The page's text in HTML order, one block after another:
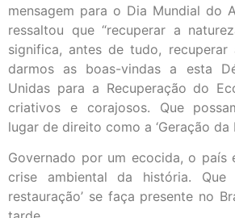
mensagem para o Dia Mundial do
ressaltou que “recuperar a
significa, antes de tudo, recuperar
darmos as boas-vindas a esta
Unidas para a Recuperação do
criativos e corajosos. Que
lugar de direito como a ‘Geração da
Governado por um ecocida, o país
crise ambiental da história. Que
restauração’ se faça presente no